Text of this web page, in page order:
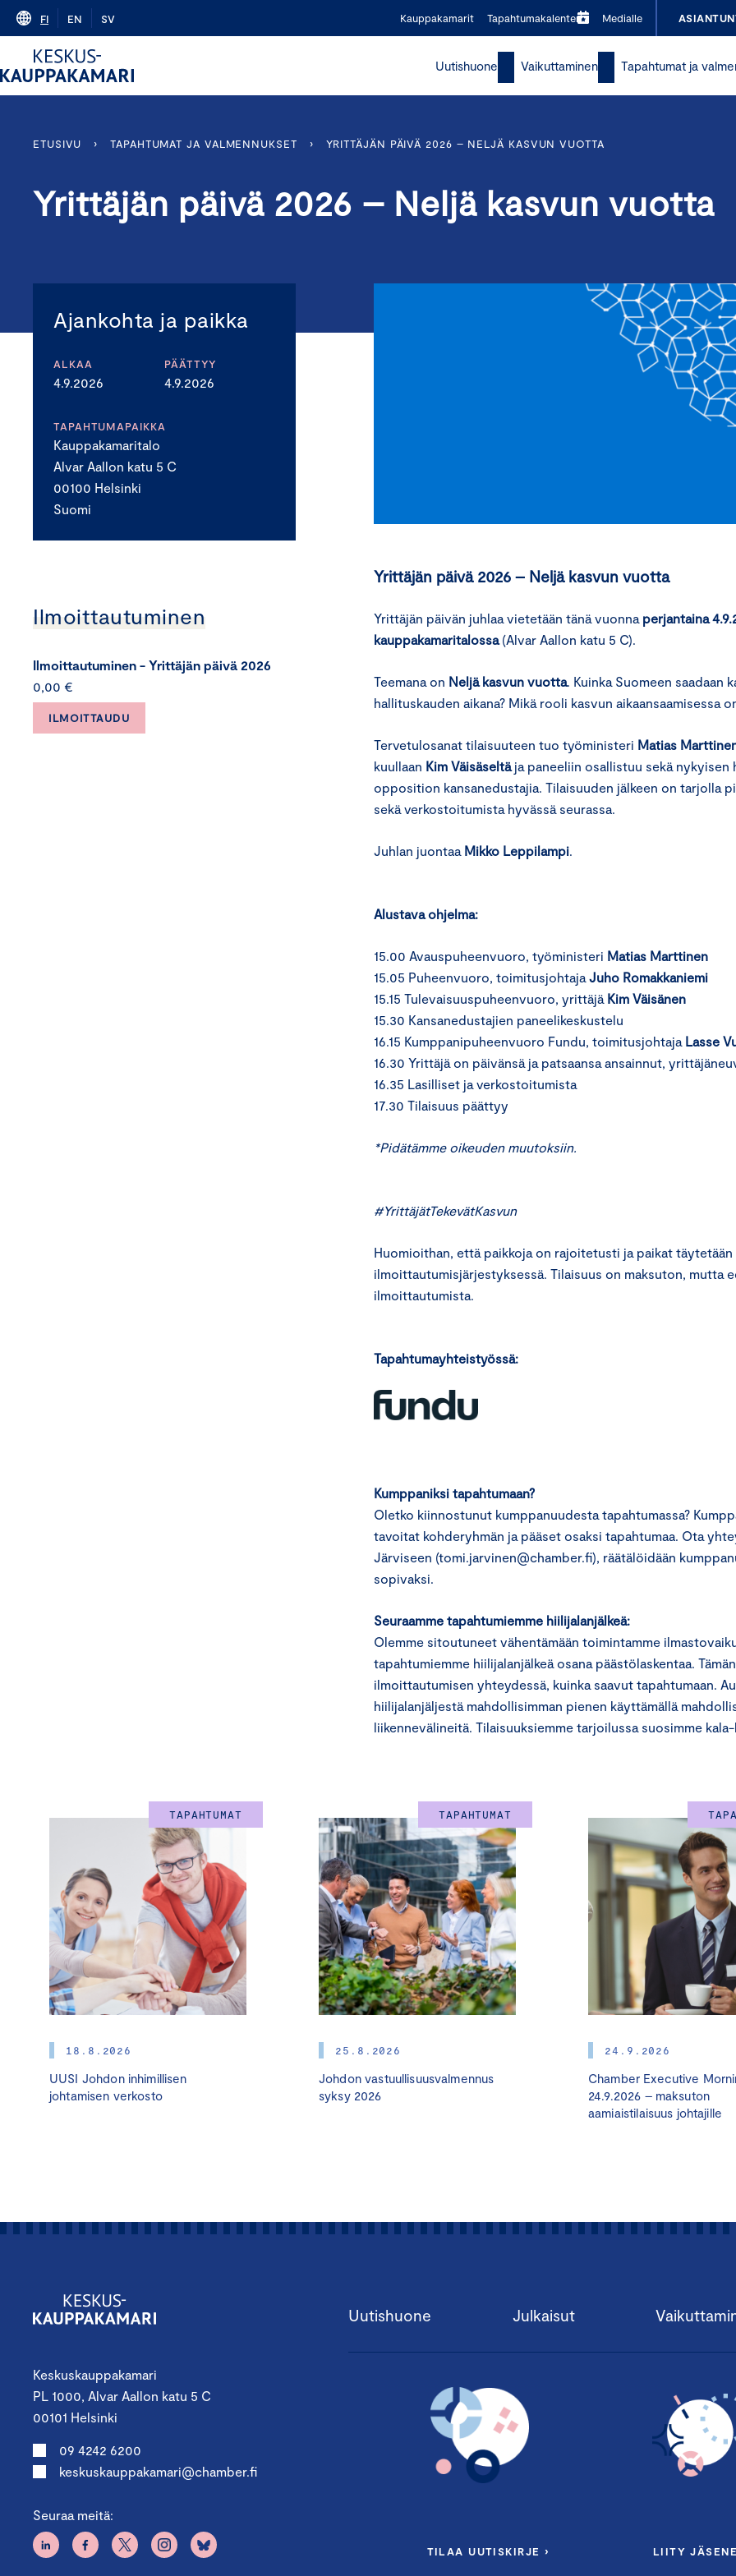
Skip
content
FI EN SV Kauppakamarit Tapahtumakalenteri Medialle
Uutishuone Vaikuttaminen Tapahtumat ja
ETUSIVU › TAPAHTUMAT JA VALMENNUKSET › YRITTÄJÄN PÄIVÄ 2026 – NELJÄ KASVUN VUOTTA
Yrittäjän päivä 2026 – Neljä kasvun vuotta
Ajankohta ja paikka
ALKAA
4.9.2026
PÄÄTTYY
4.9.2026
TAPAHTUMAPAIKKA
Kauppakamaritalo
Alvar Aallon katu 5 C
00100 Helsinki
Suomi
Ilmoittautuminen
Ilmoittautuminen - Yrittäjän päivä 2026
0,00 €
ILMOITTAUDU
Yrittäjän päivä 2026 – Neljä kasvun vuotta
Yrittäjän päivän juhlaa vietetään tänä vuonna perjantaina
kauppakamaritalossa(Alvar Aallon katu 5 C).
Teemana on Neljä kasvun vuotta. Kuinka Suomeen saadaan
hallituskauden aikana? Mikä rooli kasvun aikaansaamisessa
Tervetulosanat tilaisuuteen tuo työministeri Matias
kuullaan Kim Väisäseltäja paneeliin osallistuu sekä nykyisen
opposition kansanedustajia. Tilaisuuden jälkeen on tarjolla
sekä verkostoitumista hyvässä seurassa.
Juhlan juontaa Mikko Leppilampi.
Alustava ohjelma:
15.00 Avauspuheenvuoro, työministeri Matias Marttinen
15.05 Puheenvuoro, toimitusjohtaja Juho Romakkaniemi
15.15 Tulevaisuuspuheenvuoro, yrittäjä Kim Väisänen
15.30 Kansanedustajien paneelikeskustelu
16.15 Kumppanipuheenvuoro Fundu, toimitusjohtaja Lasse
16.30 Yrittäjä on päivänsä ja patsaansa ansainnut,
16.35 Lasilliset ja verkostoitumista
17.30 Tilaisuus päättyy
*Pidätämme oikeuden muutoksiin.
#YrittäjätTekevätKasvun
Huomioithan, että paikkoja on rajoitetusti ja paikat täytetään
ilmoittautumisjärjestyksessä. Tilaisuus on maksuton, mutta
ilmoittautumista.
Tapahtumayhteistyössä:
Kumppaniksi tapahtumaan?
Oletko kiinnostunut kumppanuudesta tapahtumassa?
tavoitat kohderyhmän ja pääset osaksi tapahtumaa. Ota
Järviseen (tomi.jarvinen@chamber.fi), räätälöidään
sopivaksi.
Seuraamme tapahtumiemme hiilijalanjälkeä:
Olemme sitoutuneet vähentämään toimintamme
tapahtumiemme hiilijalanjälkeä osana päästölaskentaa.
ilmoittautumisen yhteydessä, kuinka saavut tapahtumaan.
hiilijalanjäljestä mahdollisimman pienen käyttämällä
liikennevälineitä. Tilaisuuksiemme tarjoilussa suosimme
TAPAHTUMAT
18.8.2026
UUSI Johdon inhimillisen
johtamisen verkosto
TAPAHTUMAT
25.8.2026
Johdon vastuullisuusvalmennus
syksy 2026
24.9.2026
Chamber Executive
24.9.2026 – maksuton
aamiaistilaisuus johtajille
Keskuskauppakamari
PL 1000, Alvar Aallon katu 5 C
00101 Helsinki
09 4242 6200
keskuskauppakamari@chamber.fi
Seuraa meitä:
Uutishuone Julkaisut
TILAA UUTISKIRJE › LIITY